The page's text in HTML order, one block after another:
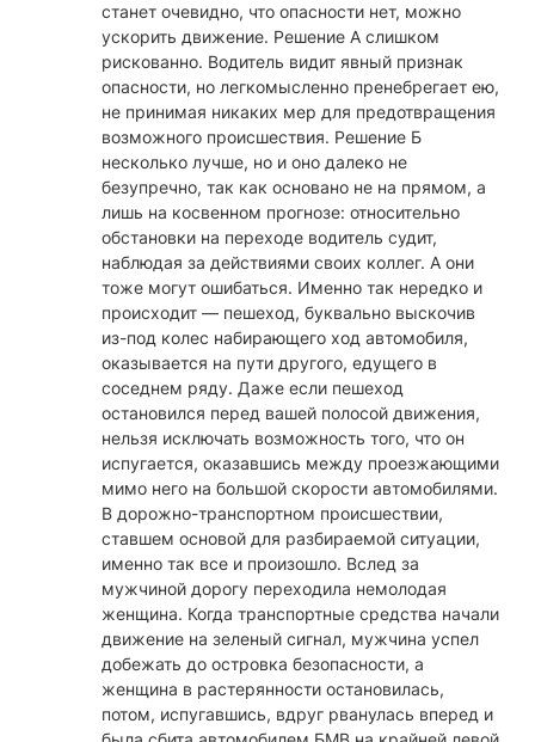
станет очевидно, что опасности нет, можно
ускорить движение. Решение А слишком
рискованно. Водитель видит явный признак
опасности, но легкомысленно пренебрегает ею,
не принимая никаких мер для предотвращения
возможного происшествия. Решение Б
несколько лучше, но и оно далеко не
безупречно, так как основано не на прямом, а
лишь на косвенном прогнозе: относительно
обстановки на переходе водитель судит,
наблюдая за действиями своих коллег. А они
тоже могут ошибаться. Именно так нередко и
происходит — пешеход, буквально выскочив
из-под колес набирающего ход автомобиля,
оказывается на пути другого, едущего в
соседнем ряду. Даже если пешеход
остановился перед вашей полосой движения,
нельзя исключать возможность того, что он
испугается, оказавшись между проезжающими
мимо него на большой скорости автомобилями.
В дорожно-транспортном происшествии,
ставшем основой для разбираемой ситуации,
именно так все и произошло. Вслед за
мужчиной дорогу переходила немолодая
женщина. Когда транспортные средства начали
движение на зеленый сигнал, мужчина успел
добежать до островка безопасности, а
женщина в растерянности остановилась,
потом, испугавшись, вдруг рванулась вперед и